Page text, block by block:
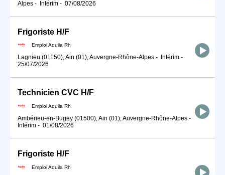
Alpes - Intérim - 07/08/2026
Frigoriste H/F
Emploi Aquila Rh
Lagnieu (01150), Ain (01), Auvergne-Rhône-Alpes - Intérim -
25/07/2026
Technicien CVC H/F
Emploi Aquila Rh
Ambérieu-en-Bugey (01500), Ain (01), Auvergne-Rhône-Alpes -
Intérim - 01/08/2026
Frigoriste H/F
Emploi Aquila Rh